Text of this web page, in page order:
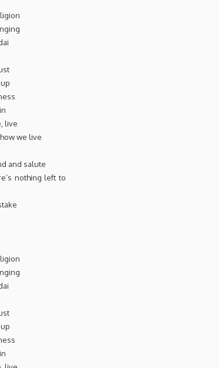
live
we live
and salute
nothing left to